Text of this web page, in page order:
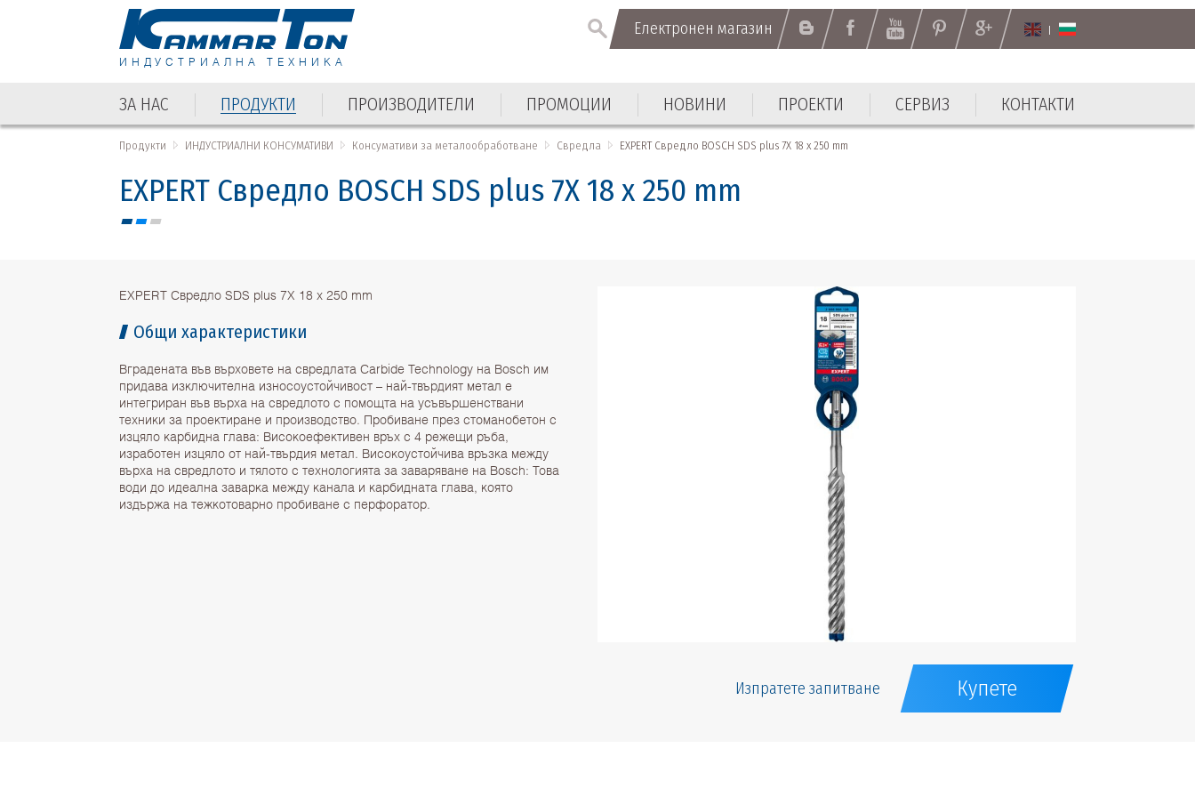
ИНДУСТРИАЛНА ТЕХНИКА
Електронен магазин
ЗА НАС ПРОДУКТИ ПРОИЗВОДИТЕЛИ ПРОМОЦИИ НОВИНИ ПРОЕКТИ СЕРВИЗ КОНТАКТИ
Електронен магазин
ЗА НАС ПРОДУКТИ
Продукти ИНДУСТРИАЛНИ КОНСУМАТИВИ Консумативи за металообработване Свредла EXPERT Свредло BOSCH SDS plus 7X 18 x 250 mm
EXPERT Свредло BOSCH SDS plus 7X 18 x 250 mm
EXPERT Свредло SDS plus 7X 18 x 250 mm
Общи характеристики
Вградената във върховете на свредлата Carbide Technology на Bosch им
придава изключителна износоустойчивост – най-твърдият метал е
интегриран във върха на свредлото с помощта на усъвършенствани
техники за проектиране и производство. Пробиване през стоманобетон с
изцяло карбидна глава: Високоефективен връх с 4 режещи ръба,
изработен изцяло от най-твърдия метал. Високоустойчива връзка между
върха на свредлото и тялото с технологията за заваряване на Bosch: Това
води до идеална заварка между канала и карбидната глава, която
издържа на тежкотоварно пробиване с перфоратор.
Изпратете запитване Купете